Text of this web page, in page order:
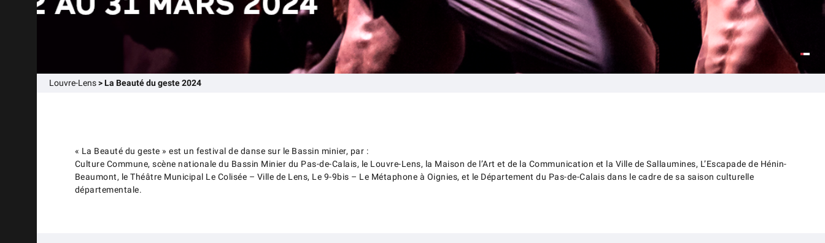
Louvre-Lens>La Beauté du geste 2024
« La Beauté du geste » est un festival de danse sur le Bassin minier, par :
Culture Commune, scène nationale du Bassin Minier du Pas-de-Calais, le Louvre-Lens, la Maison de l’Art et de la Communication et la Ville de Sallaumines, L’Escapade de Hénin-
Beaumont, le Théâtre Municipal Le Colisée – Ville de Lens, Le 9-9bis – Le Métaphone à Oignies, et le Département du Pas-de-Calais dans le cadre de sa saison culturelle
départementale.